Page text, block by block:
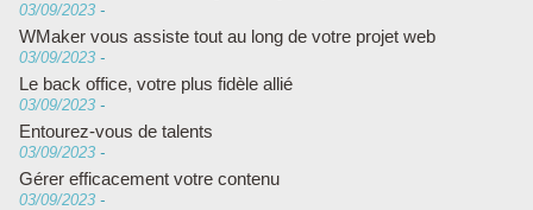
03/09/2023 -
WMaker vous assiste tout au long de votre projet web
03/09/2023 -
Le back office, votre plus fidèle allié
03/09/2023 -
Entourez-vous de talents
03/09/2023 -
Gérer efficacement votre contenu
03/09/2023 -